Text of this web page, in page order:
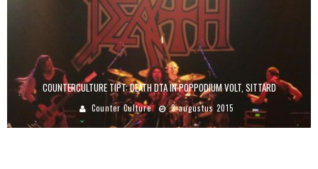
COUNTERCULTURE TIPT: DEATH DTA IN POPPODIUM VOLT, SITTARD
Counter Culture 3 augustus 2015